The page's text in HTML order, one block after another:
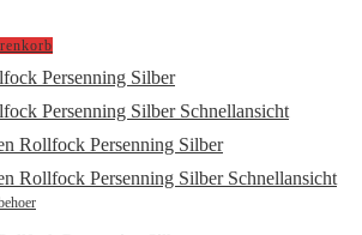
Schnellansicht
Schnellansicht